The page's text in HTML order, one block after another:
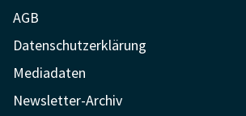
AGB
Datenschutzerklärung
Mediadaten
Newsletter-Archiv